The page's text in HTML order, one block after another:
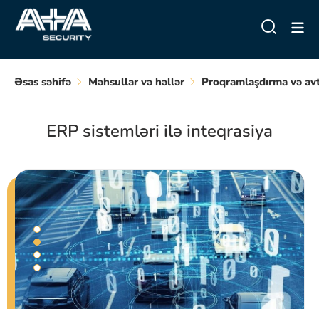
Əsas səhifə Məhsullar və həllər Proqramlaşdırma və
ERP sistemləri ilə inteqrasiya